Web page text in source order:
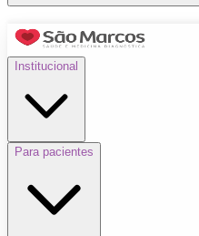
Institucional
Para pacientes